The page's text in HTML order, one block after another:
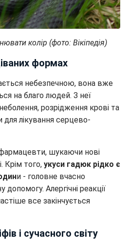
колір (фото: Вікіпедія)
формах
небезпечною, вона вже
на благо людей. З неї
розрідження крові та
для лікування серцево-
шукаючи нові
Крім того, укуси гадюк рідко є
и - головне вчасно
Алергічні реакції
все закінчується
і сучасного світу